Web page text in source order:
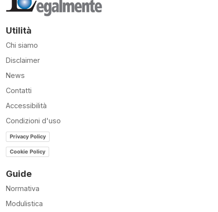
Utilità
Chi siamo
Disclaimer
News
Contatti
Accessibilità
Condizioni d'uso
Privacy Policy
Cookie Policy
Guide
Normativa
Modulistica